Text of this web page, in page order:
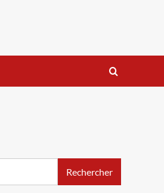
Rechercher